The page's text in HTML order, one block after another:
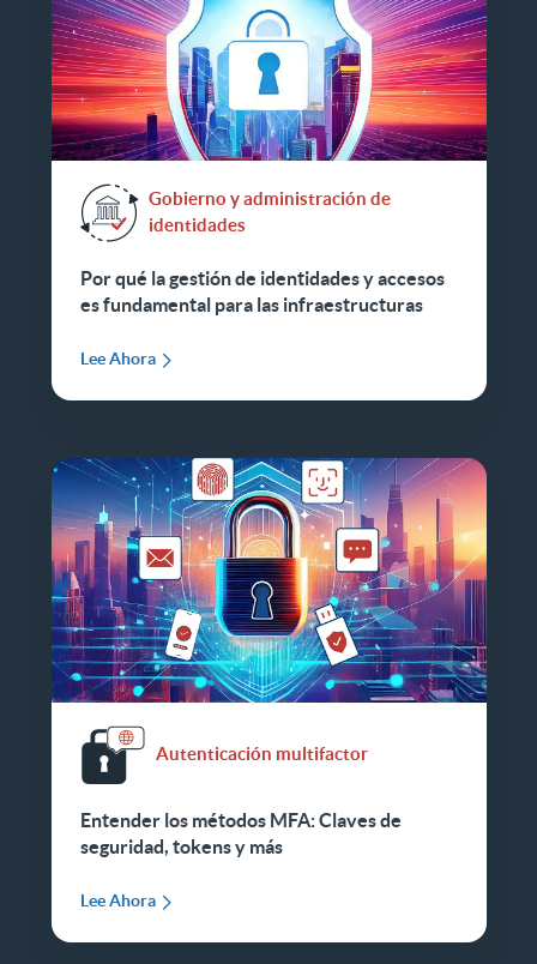
Gobierno y administración de
identidades
Por qué la gestión de identidades y accesos
es fundamental para las infraestructuras
Lee Ahora
Autenticación multifactor
Entender los métodos MFA: Claves de
seguridad, tokens y más
Lee Ahora